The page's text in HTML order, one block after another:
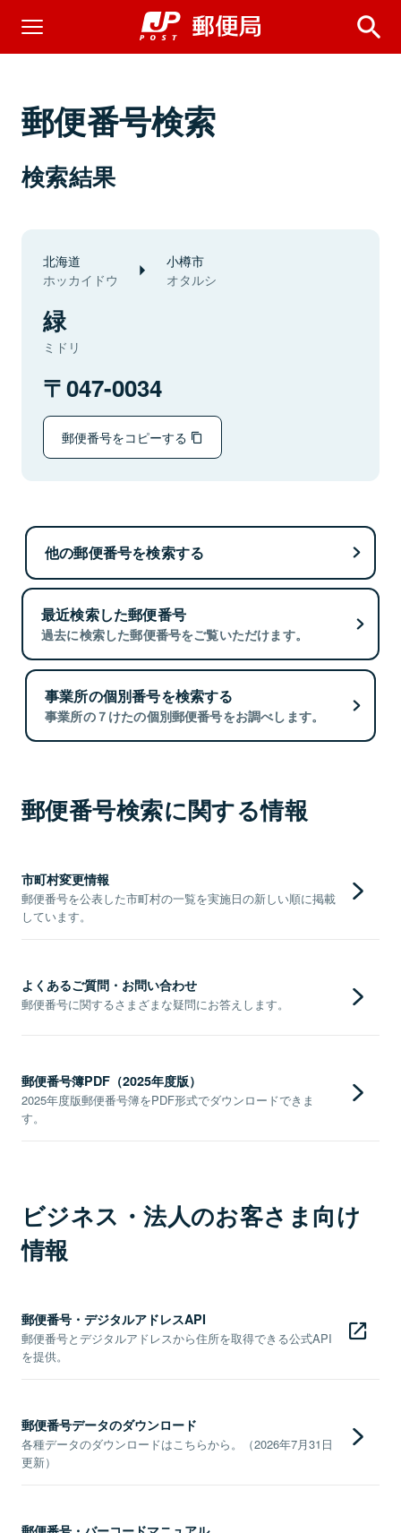
郵便番号検索
検索結果
北海道
ホッカイドウ
小樽市
オタルシ
緑
ミドリ
047-0034
郵便番号をコピーする
他の郵便番号を検索する
最近検索した郵便番号
過去に検索した郵便番号をご覧いただけます。
事業所の個別番号を検索する
事業所の７けたの個別郵便番号をお調べします。
郵便番号検索に関する情報
市町村変更情報
郵便番号を公表した市町村の一覧を実施日の新しい順に掲載
しています。
よくあるご質問・お問い合わせ
郵便番号に関するさまざまな疑問にお答えします。
郵便番号簿PDF（2025年度版）
2025年度版郵便番号簿をPDF形式でダウンロードできま
す。
ビジネス・法人のお客さま向け
情報
郵便番号・デジタルアドレスAPI
郵便番号とデジタルアドレスから住所を取得できる公式API
を提供。
郵便番号データのダウンロード
各種データのダウンロードはこちらから。（2026年7月31日
更新）